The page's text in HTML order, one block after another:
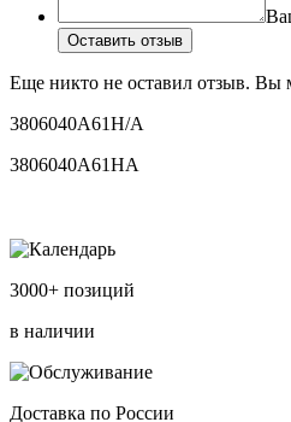
Оставить отзыв
Еще никто не оставил отзыв. Вы
3806040A61H/A
3806040A61HA
3000+ позиций
в наличии
Доставка по России